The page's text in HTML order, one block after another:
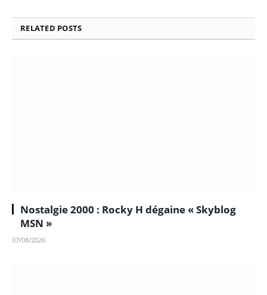
RELATED POSTS
Nostalgie 2000 : Rocky H dégaine « Skyblog
MSN »
07/08/2026